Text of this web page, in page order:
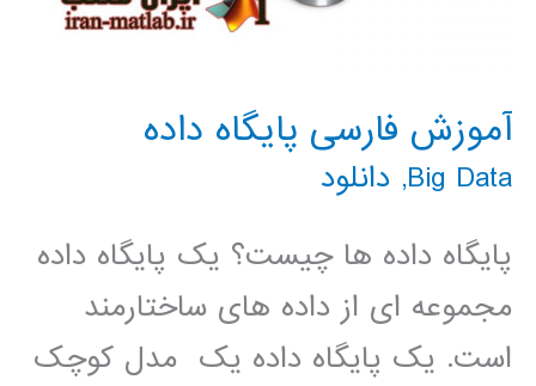
آموزش فارسی پایگاه داده
Big Data
, دانلود
پایگاه داده ها چیست؟ یک پایگاه داده
مجموعه ای از داده های ساختارمند
است. یک پایگاه داده یک مدل کوچک